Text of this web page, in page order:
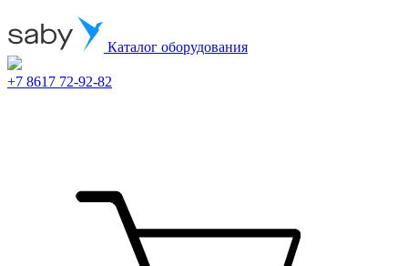
Каталог оборудования
+7 8617 72-92-82